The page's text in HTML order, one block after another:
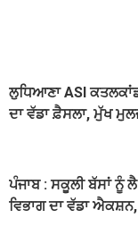
ਲੁਧਿਆਣਾ ASI
ਦਾ ਵੱਡਾ ਫ਼ੈਸਲਾ, ਮੁੱਖ
ਪੰਜਾਬ : ਸਕੂਲੀ ਬੱਸਾਂ ਨੂੰ
ਵਿਭਾਗ ਦਾ ਵੱਡਾ ਐਕਸ਼ਨ,